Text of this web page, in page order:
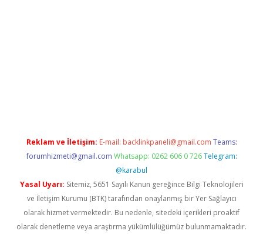
Reklam ve İletişim: E-mail: backlinkpaneli@gmail.com Teams:
forumhizmeti@gmail.com Whatsapp: 0262 606 0 726 Telegram:
@karabul
Yasal Uyarı: Sitemiz, 5651 Sayılı Kanun gereğince Bilgi Teknolojileri
ve İletişim Kurumu (BTK) tarafından onaylanmış bir Yer Sağlayıcı
olarak hizmet vermektedir. Bu nedenle, sitedeki içerikleri proaktif
olarak denetleme veya araştırma yükümlülüğümüz bulunmamaktadır.